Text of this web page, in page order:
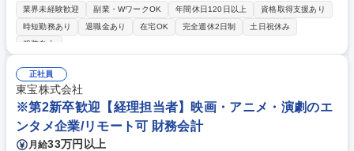
主にFortinetのパートナー商材を取り扱い、事業の安定成長と更なる業務
効率化に貢献するポジションです。 ■既存業務オペレーション（業務フロ
ー）の改善、新規オペレーション設計と社内外ステークホルダーへの展開
託先教育支援）■営業実績の集計・分析ならびに将来的な営業見込の作成
（部・本部の業績管理指標作成サポート）■社内基幹システムを活用した
各種営業事務（見積作成、受発注、輸入・仕入管理、在庫管理、為替管
理、保守契約の新規・更新管理等 募集職種 【営業事務管理】業務オペレ
ーションの改革・最適化/在宅勤務可/0243
業界未経験歓迎 副業・WワークOK 年間休日120日以上
資格取得支援あり
時短勤務あり
退職金あり 在宅OK 完全週休2日制
土日祝休み
服装自由
正社員
東宝株式会社
※第2新卒歓迎【経理担当者】映画・アニメ・演劇のエ
ンタメ企業/リモート可 財務会計
月給33万円以上